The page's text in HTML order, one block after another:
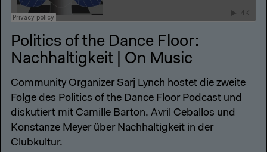
Politics of the Dance Floor:
Nachhaltigkeit | On Music
Community Organizer Sarj Lynch hostet die zweite
Folge des Politics of the Dance Floor Podcast und
diskutiert mit Camille Barton, Avril Ceballos und
Konstanze Meyer über Nachhaltigkeit in der
Clubkultur.